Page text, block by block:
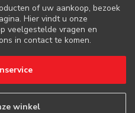
of uw aankoop, bezoek
Hier vindt u onze
veelgestelde vragen en
in contact te komen.
winkel